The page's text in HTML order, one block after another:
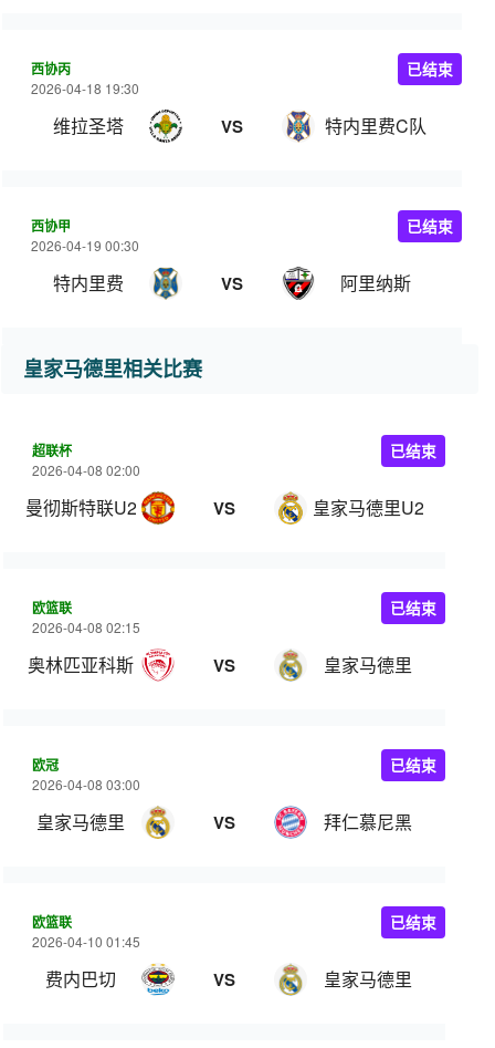
西协丙
2026-04-18 19:30
维拉圣塔 VS 特内里费C队
已结束
西协甲
2026-04-19 00:30
特内里费 VS 阿里纳斯
已结束
皇家马德里相关比赛
超联杯
2026-04-08 02:00
曼彻斯特联U21 VS 皇家马德里U21
已结束
欧篮联
2026-04-08 02:15
奥林匹亚科斯 VS 皇家马德里
已结束
欧冠
2026-04-08 03:00
皇家马德里 VS 拜仁慕尼黑
已结束
欧篮联
2026-04-10 01:45
费内巴切 VS 皇家马德里
已结束